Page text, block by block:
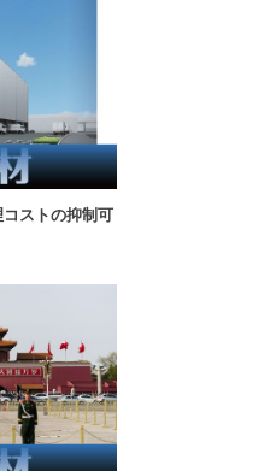
コストの抑制可